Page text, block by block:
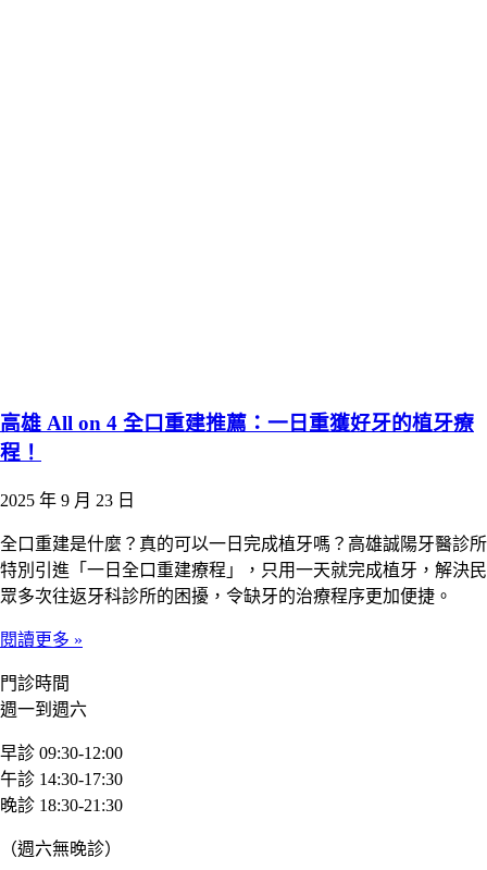
高雄 All on 4 全口重建推薦：一日重獲好牙的植牙療
程！
2025 年 9 月 23 日
全口重建是什麼？真的可以一日完成植牙嗎？高雄誠陽牙醫診所
特別引進「一日全口重建療程」，只用一天就完成植牙，解決民
眾多次往返牙科診所的困擾，令缺牙的治療程序更加便捷。
閱讀更多 »
門診時間
週一到週六
早診 09:30-12:00
午診 14:30-17:30
晚診 18:30-21:30
（週六無晚診）